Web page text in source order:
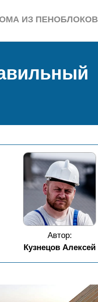
ИЗ ПЕНОБЛОКОВ
Автор:
Кузнецов Алексей